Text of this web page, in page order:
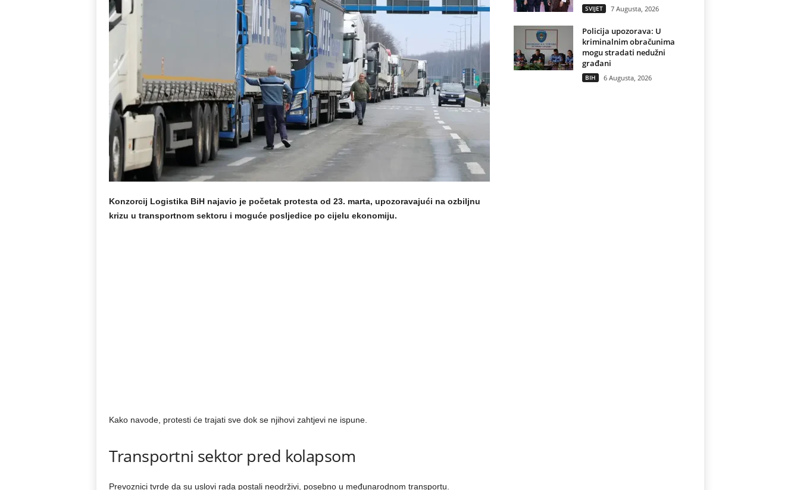
Konzorcij Logistika BiH najavio je početak protesta od 23. marta, upozoravajući na ozbiljnu
krizu u transportnom sektoru i moguće posljedice po cijelu ekonomiju.
Kako navode, protesti će trajati sve dok se njihovi zahtjevi ne ispune.
Transportni sektor pred kolapsom
Prevoznici tvrde da su uslovi rada postali neodrživi, posebno u međunarodnom transportu.
SVIJET 7 Augusta, 2026
Policija upozorava: U
kriminalnim obračunima
mogu stradati nedužni
građani
BIH 6 Augusta, 2026